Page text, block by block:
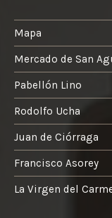
Mapa
Mercado de San
Pabellón Lino
Rodolfo Ucha
Juan de Ciórraga
Francisco Asorey
La Virgen del